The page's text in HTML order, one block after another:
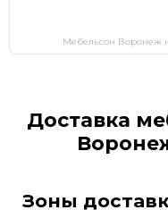
Мебельсон Воронеж
Доставка
Зоны